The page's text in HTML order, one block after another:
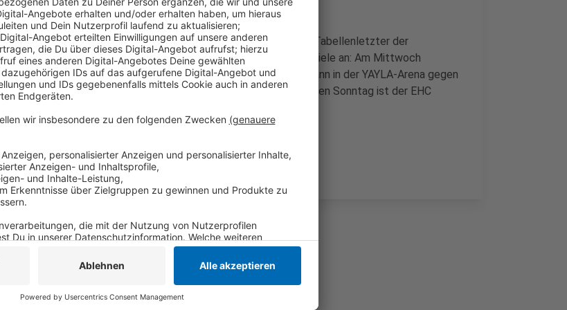
Es war die vierte Niederlage in Folge. Die Pinguine sind weiterhin Tabellenletzter der
Deutschen Eishockey-Liga. In dieser Woche stehen gleich drei Spiele an: Am Mittwoch
auswärts gegen den ERC Ingolstadt (02.03., 19.30 Uhr), Freitag dann in der YAYLA-Arena gegen
die Schwenninger Wild Wings (04.03., 19.30 Uhr) und am kommenden Sonntag ist der EHC